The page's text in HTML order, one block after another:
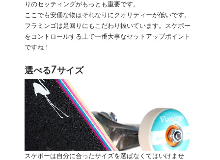
りのセッティングがもっとも重要です。
ここでも安価な物はそれなりにクオリティーが低いです。
フラミンゴは足回りにもこだわり抜いています。スケボー
をコントロールする上で一番大事なセットアップポイント
ですね！
選べる7サイズ
スケボーは自分に合ったサイズを選ばなくてはいけませ